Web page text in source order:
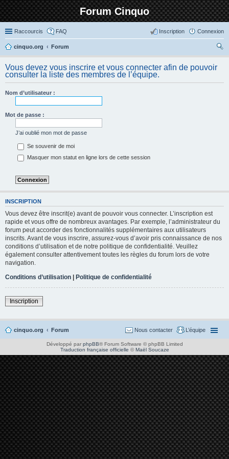
Forum Cinquo
Raccourcis FAQ Connexion
Inscription
cinquo.org
Forum
her
ch
Vous devez vous inscrire et vous connecter afin de pouvoir
consulter la liste des membres de l’équipe.
Nom d’utilisateur :
Mot de passe :
J’ai oublié mon mot de passe
Se souvenir de moi
Masquer mon statut en ligne lors de cette session
INSCRIPTION
Vous devez être inscrit(e) avant de pouvoir vous connecter. L’inscription est
rapide et vous offre de nombreux avantages. Par exemple, l’administrateur du
forum peut accorder des fonctionnalités supplémentaires aux utilisateurs
inscrits. Avant de vous inscrire, assurez-vous d’avoir pris connaissance de nos
conditions d’utilisation et de notre politique de confidentialité. Veuillez
également consulter attentivement toutes les règles du forum lors de votre
navigation.
Conditions d’utilisation | Politique de confidentialité
Inscription
cinquo.org Forum L’équipe
Nous contacter
Développé par phpBB® Forum Software © phpBB Limited
Traduction française officielle ©Maël Soucaze